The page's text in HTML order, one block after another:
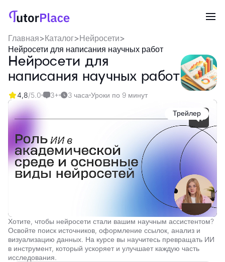
Главная>Каталог>Нейросети>
Нейросети для написания научных работ
Нейросети для
написания научных работ
4,8/5.0 3+ 3 часа Уроки по 9 минут
Трейлер
Хотите, чтобы нейросети стали вашим научным ассистентом?
Освойте поиск источников, оформление ссылок, анализ и
визуализацию данных. На курсе вы научитесь превращать ИИ
в инструмент, который ускоряет и улучшает каждую часть
исследования.